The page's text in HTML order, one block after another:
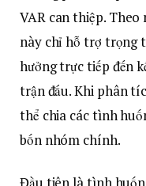
VAR can thiệp. Theo
này chỉ hỗ trợ trọng
hưởng trực tiếp đến
trận đấu. Khi phân
thể chia các tình
bốn nhóm chính.
Đầu tiên là tình